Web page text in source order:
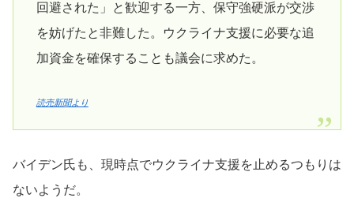
回避された」と歓迎する一方、保守強硬派が交渉
を妨げたと非難した。ウクライナ支援に必要な追
加資金を確保することも議会に求めた。
読売新聞より
バイデン氏も、現時点でウクライナ支援を止めるつもりは
ないようだ。